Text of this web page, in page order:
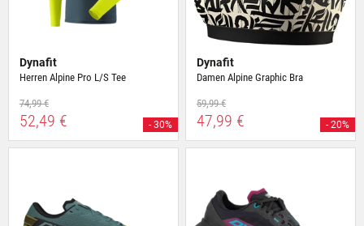
Dynafit
Herren Alpine Pro L/S Tee
74,99 €
52,49 € - 30%
Dynafit
Damen Alpine Graphic Bra
59,99 €
47,99 € - 20%